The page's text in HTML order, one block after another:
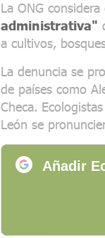
La ONG considera
administrativa"
a cultivos,
La denuncia se
de países como
Checa.
León se
Añadir